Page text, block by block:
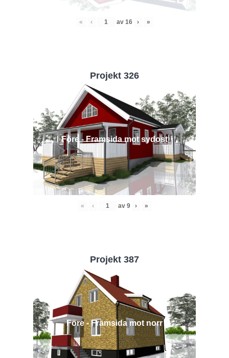
« ‹ av 16 › »
Projekt 326
Före - Framsida mot sydost
« ‹ av 9 › »
Projekt 387
Före - Framsida mot norr